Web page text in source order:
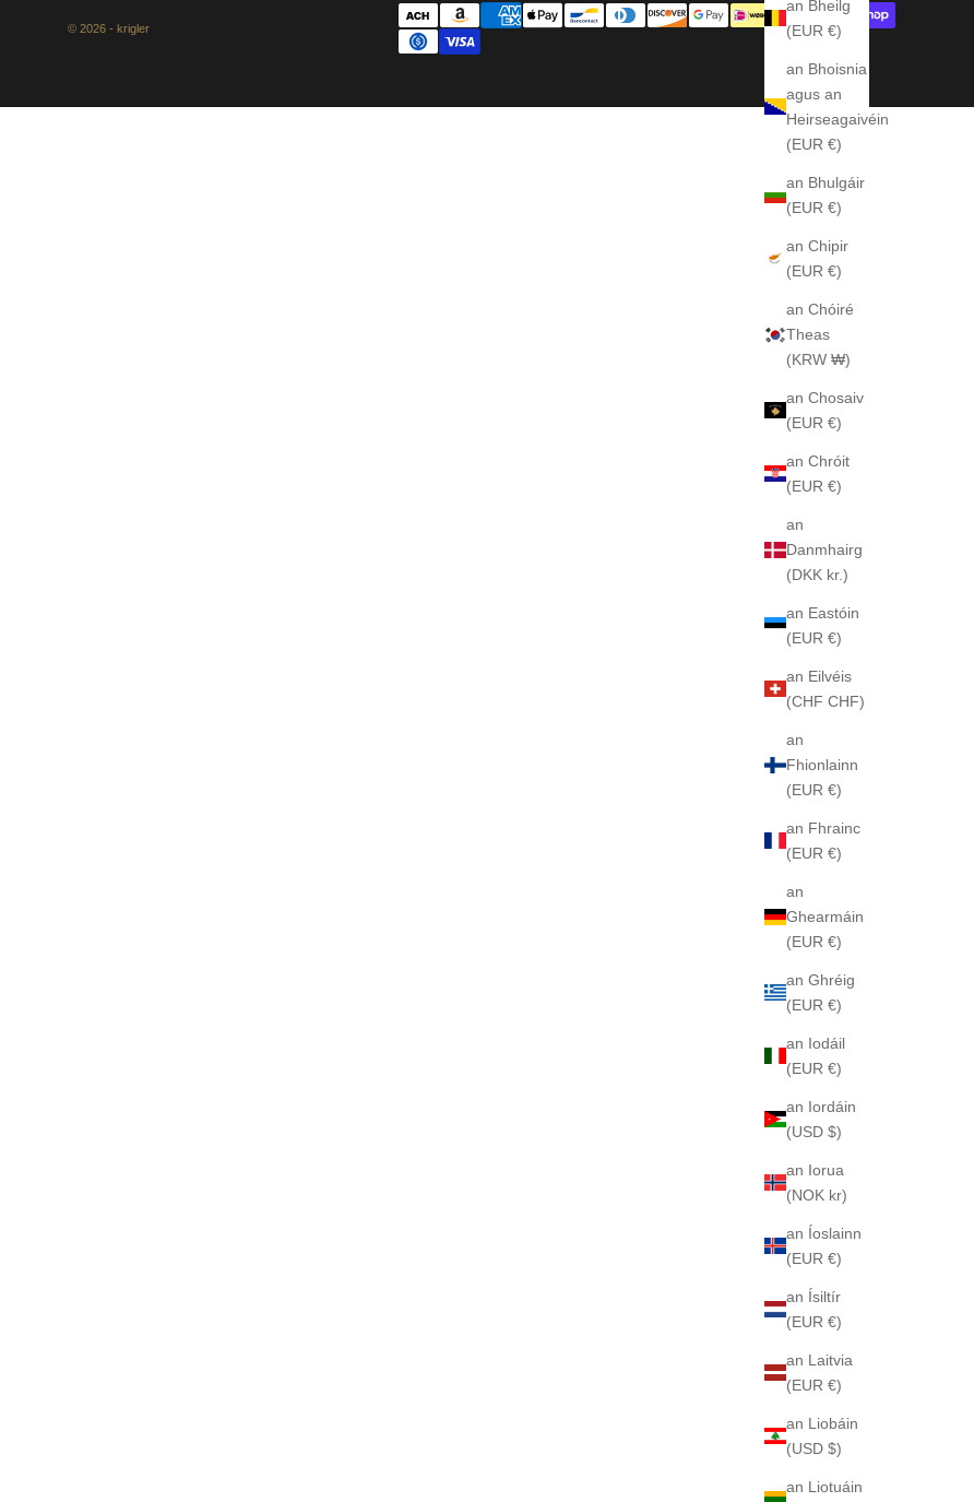
an Bheilg
(EUR €)
an Bhoisnia
agus an
Heirseagaivéin
(EUR €)
an Bhulgáir
(EUR €)
an Chipir
(EUR €)
an Chóiré
Theas
(KRW ₩)
an Chosaiv
(EUR €)
an Chróit
(EUR €)
an
Danmhairg
(DKK kr.)
an Eastóin
(EUR €)
an Eilvéis
(CHF CHF)
an
Fhionlainn
(EUR €)
an Fhrainc
(EUR €)
an
Ghearmáin
(EUR €)
an Ghréig
(EUR €)
an Iodáil
(EUR €)
an Iordáin
(USD $)
an Iorua
(NOK kr)
an Íoslainn
(EUR €)
an Ísiltír
(EUR €)
an Laitvia
(EUR €)
an Liobáin
(USD $)
an Liotuáin
© 2026 - krigler